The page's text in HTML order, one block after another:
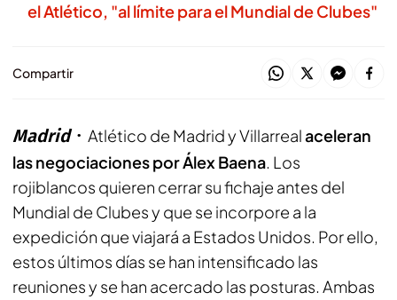
el Atlético, "al límite para el Mundial de Clubes"
Compartir
Madrid Atlético de Madrid y Villarrealaceleran
las negociaciones por Álex Baena. Los
rojiblancos quieren cerrar su fichaje antes del
Mundial de Clubes y que se incorpore a la
expedición que viajará a Estados Unidos. Por ello,
estos últimos días se han intensificado las
reuniones y se han acercado las posturas. Ambas